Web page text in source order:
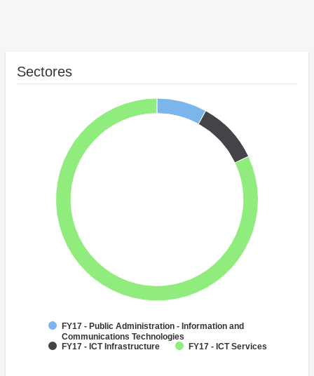
Sectores
FY17 - Public Administration - Information and
Communications Technologies
FY17 - ICT Infrastructure
FY17 - ICT Services